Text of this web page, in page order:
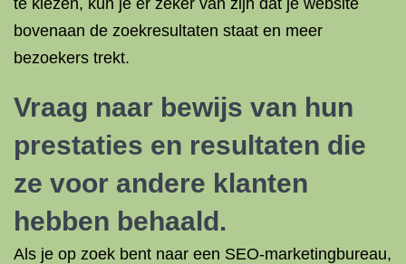
te kiezen, kun je er zeker van zijn dat je website
bovenaan de zoekresultaten staat en meer
bezoekers trekt.
Vraag naar bewijs van hun
prestaties en resultaten die
ze voor andere klanten
hebben behaald.
Als je op zoek bent naar een SEO-marketingbureau,